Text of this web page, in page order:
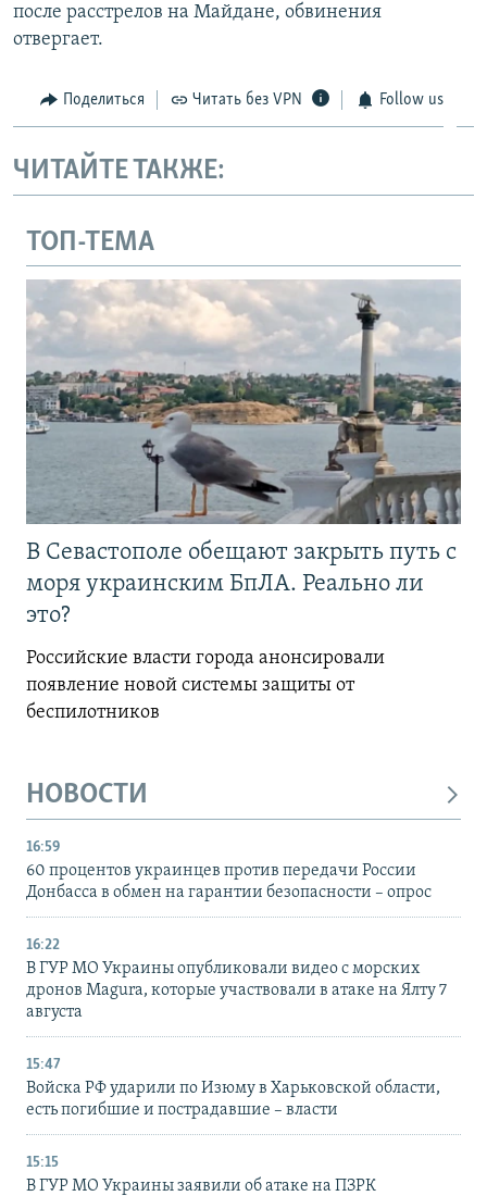
после расстрелов на Майдане, обвинения
отвергает.
Поделиться Читать без VPN Follow us
ЧИТАЙТЕ ТАКЖЕ:
ТОП-ТЕМА
В Севастополе обещают закрыть путь с
моря украинским БпЛА. Реально ли
это?
Российские власти города анонсировали
появление новой системы защиты от
беспилотников
НОВОСТИ
16:59
60 процентов украинцев против передачи России
Донбасса в обмен на гарантии безопасности – опрос
16:22
В ГУР МО Украины опубликовали видео с морских
дронов Magura, которые участвовали в атаке на Ялту 7
августа
15:47
Войска РФ ударили по Изюму в Харьковской области,
есть погибшие и пострадавшие – власти
15:15
В ГУР МО Украины заявили об атаке на ПЗРК